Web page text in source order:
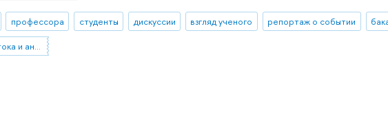
профессора студенты дискуссии взгляд ученого репортаж о событии
Институт классического Востока и античности